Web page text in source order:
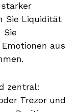
Sie Liquidität
Sie
aus
zentral:
Trezor und